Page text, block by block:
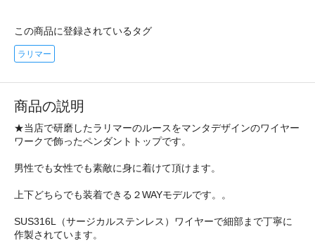
この商品に登録されているタグ
ラリマー
商品の説明
★当店で研磨したラリマーのルースをマンタデザインのワイヤー
ワークで飾ったペンダントトップです。
男性でも女性でも素敵に身に着けて頂けます。
上下どちらでも装着できる２WAYモデルです。。
SUS316L（サージカルステンレス）ワイヤーで細部まで丁寧に
作製されています。